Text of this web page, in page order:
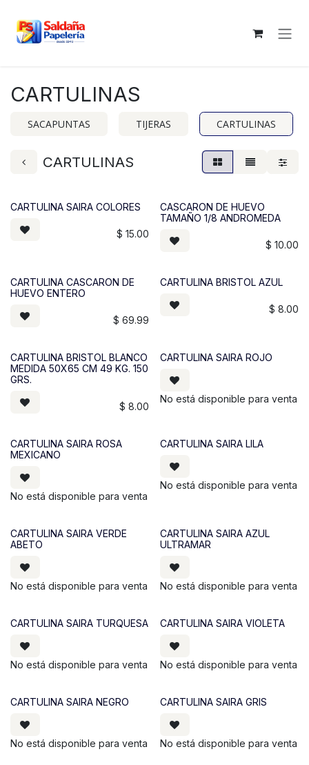
CARTULINAS
SACAPUNTAS TIJERAS CARTULINAS
CARTULINAS
CARTULINA SAIRA COLORES
$ 15.00
CASCARON DE HUEVO
TAMAÑO 1/8 ANDROMEDA
$ 10.00
CARTULINA CASCARON DE
HUEVO ENTERO
$ 69.99
CARTULINA BRISTOL AZUL
$ 8.00
CARTULINA BRISTOL BLANCO
MEDIDA 50X65 CM 49 KG. 150
GRS.
$ 8.00
CARTULINA SAIRA ROJO
No está disponible para venta
CARTULINA SAIRA ROSA
MEXICANO
No está disponible para venta
CARTULINA SAIRA LILA
No está disponible para venta
CARTULINA SAIRA VERDE
ABETO
No está disponible para venta
CARTULINA SAIRA AZUL
ULTRAMAR
No está disponible para venta
CARTULINA SAIRA TURQUESA
No está disponible para venta
CARTULINA SAIRA VIOLETA
No está disponible para venta
CARTULINA SAIRA NEGRO
No está disponible para venta
CARTULINA SAIRA GRIS
No está disponible para venta